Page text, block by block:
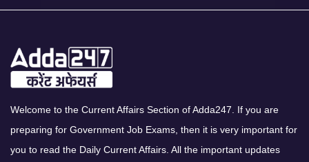
Welcome to the Current Affairs Section of Adda247. If you are
preparing for Government Job Exams, then it is very important for
you to read the Daily Current Affairs. All the important updates